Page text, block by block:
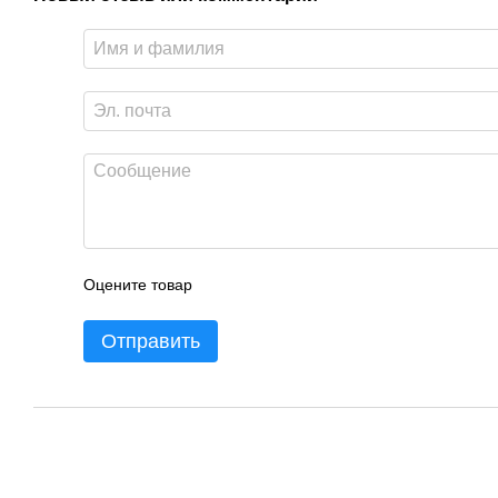
Оцените товар
Отправить